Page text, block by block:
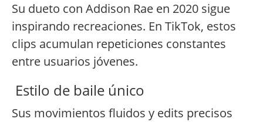
Su dueto con Addison Rae en 2020 sigue
inspirando recreaciones. En TikTok, estos
clips acumulan repeticiones constantes
entre usuarios jóvenes.
Estilo de baile único
Sus movimientos fluidos y edits precisos